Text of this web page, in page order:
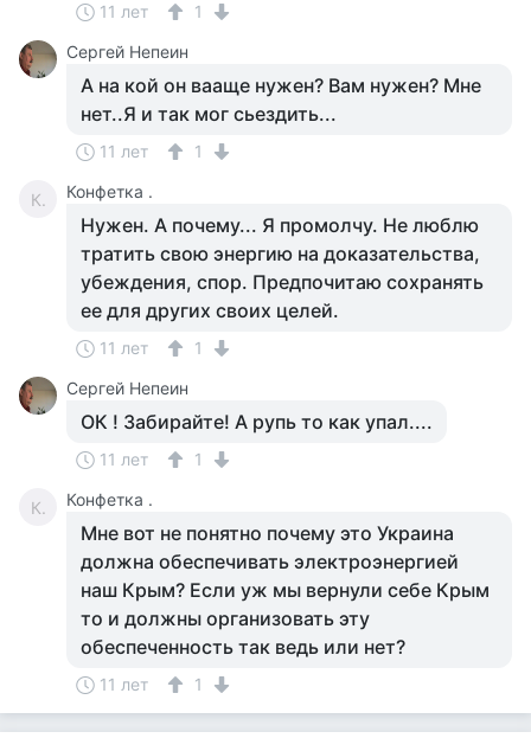
11 лет
1
Сергей Непеин
А на кой он вааще нужен? Вам нужен? Мне
нет..Я и так мог сьездить...
11 лет 1
К. Конфетка .
Нужен. А почему... Я промолчу. Не люблю
тратить свою энергию на доказательства,
убеждения, спор. Предпочитаю сохранять
ее для других своих целей.
11 лет
1
Сергей Непеин
ОК ! Забирайте! А рупь то как упал....
11 лет 1
К. Конфетка .
Мне вот не понятно почему это Украина
должна обеспечивать электроэнергией
наш Крым? Если уж мы вернули себе Крым
то и должны организовать эту
обеспеченность так ведь или нет?
11 лет 1